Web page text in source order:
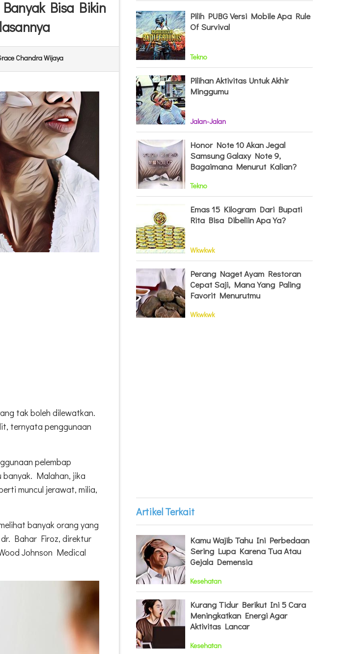
Bisa Bikin
Chandra Wijaya
tak boleh dilewatkan.
ternyata penggunaan
pelembap
banyak. Malahan, jika
muncul jerawat, milia,
banyak orang yang
Bahar Firoz, direktur
Johnson Medical
Pilih PUBG Versi Mobile Apa Rule
Of Survival
Tekno
Pilihan Aktivitas Untuk Akhir
Minggumu
Jalan-Jalan
Honor Note 10 Akan Jegal
Samsung Galaxy Note 9,
Bagaimana Menurut Kalian?
Tekno
Emas 15 Kilogram Dari Bupati
Rita Bisa Dibeliin Apa Ya?
Wkwkwk
Perang Naget Ayam Restoran
Cepat Saji, Mana Yang Paling
Favorit Menurutmu
Wkwkwk
Artikel Terkait
Kamu Wajib Tahu Ini Perbedaan
Sering Lupa Karena Tua Atau
Gejala Demensia
Kesehatan
Kurang Tidur Berikut Ini 5 Cara
Meningkatkan Energi Agar
Aktivitas Lancar
Kesehatan